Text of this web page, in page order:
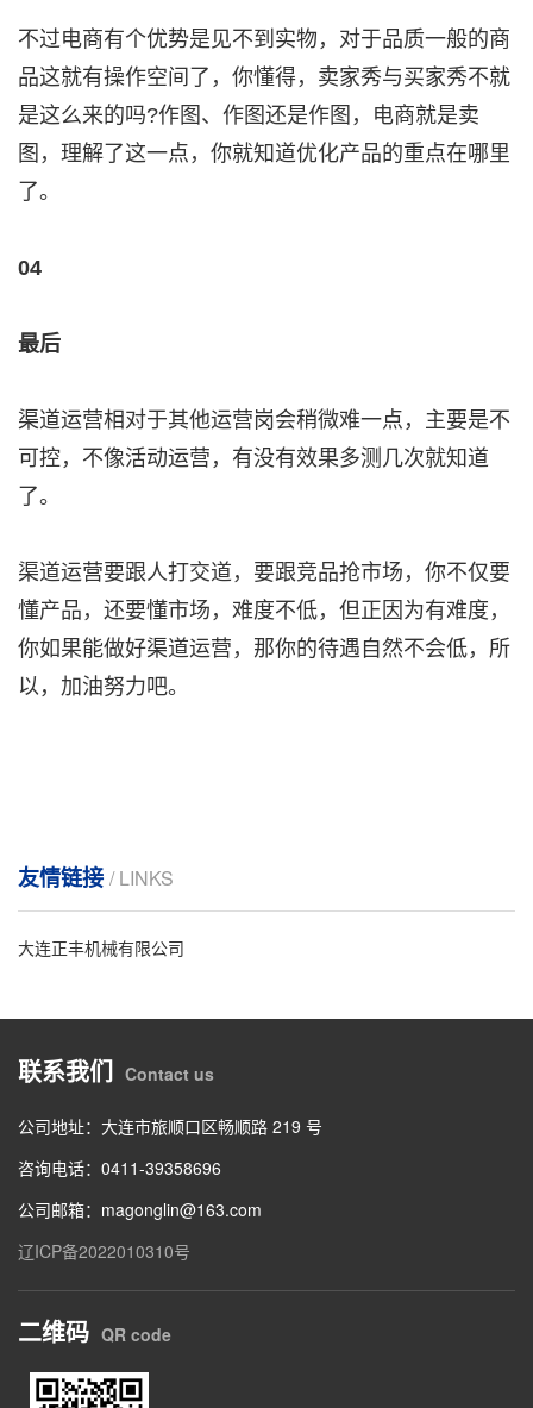
不过电商有个优势是见不到实物，对于品质一般的商
品这就有操作空间了，你懂得，卖家秀与买家秀不就
是这么来的吗?作图、作图还是作图，电商就是卖
图，理解了这一点，你就知道优化产品的重点在哪里
了。
04
最后
渠道运营相对于其他运营岗会稍微难一点，主要是不
可控，不像活动运营，有没有效果多测几次就知道
了。
渠道运营要跟人打交道，要跟竞品抢市场，你不仅要
懂产品，还要懂市场，难度不低，但正因为有难度，
你如果能做好渠道运营，那你的待遇自然不会低，所
以，加油努力吧。
友情链接 / LINKS
大连正丰机械有限公司
联系我们 Contact us
公司地址：大连市旅顺口区畅顺路 219 号
咨询电话：0411-39358696
公司邮箱：magonglin@163.com
辽ICP备2022010310号
二维码 QR code